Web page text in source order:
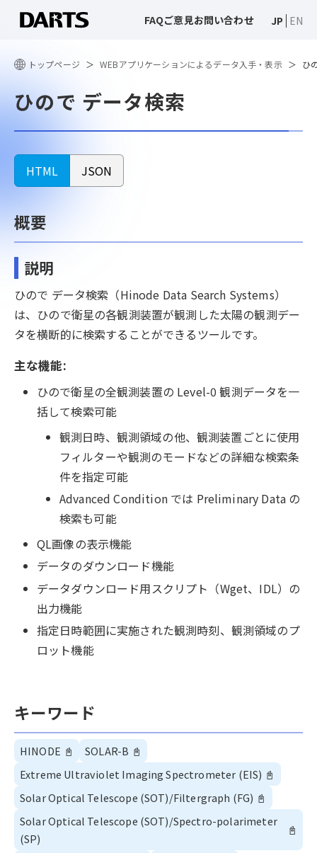
FAQご意見お問い合わせ JP EN
トップページ WEBアプリケーションによるデータ入手・表示 ひ
ひので データ検索
HTML JSON
概要
説明
ひので データ検索（Hinode Data Search Systems）
は、ひので衛星の各観測装置が観測した太陽の観測デー
タを横断的に検索することができるツールです。
主な機能:
ひので衛星の全観測装置の Level-0 観測データを一
括して検索可能
観測日時、観測領域の他、観測装置ごとに使用
フィルターや観測のモードなどの詳細な検索条
件を指定可能
Advanced Condition では Preliminary Data の
検索も可能
QL画像の表示機能
データのダウンロード機能
データダウンロード用スクリプト（Wget、IDL）の
出力機能
指定日時範囲に実施された観測時刻、観測領域のプ
ロット機能
キーワード
HINODE 📓 SOLAR-B 📓
Extreme Ultraviolet Imaging Spectrometer (EIS) 📓
Solar Optical Telescope (SOT)/Filtergraph (FG) 📓
Solar Optical Telescope (SOT)/Spectro-polarimeter
(SP)
📓